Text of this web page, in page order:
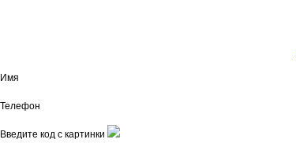
Имя
Телефон
Введите код с картинки